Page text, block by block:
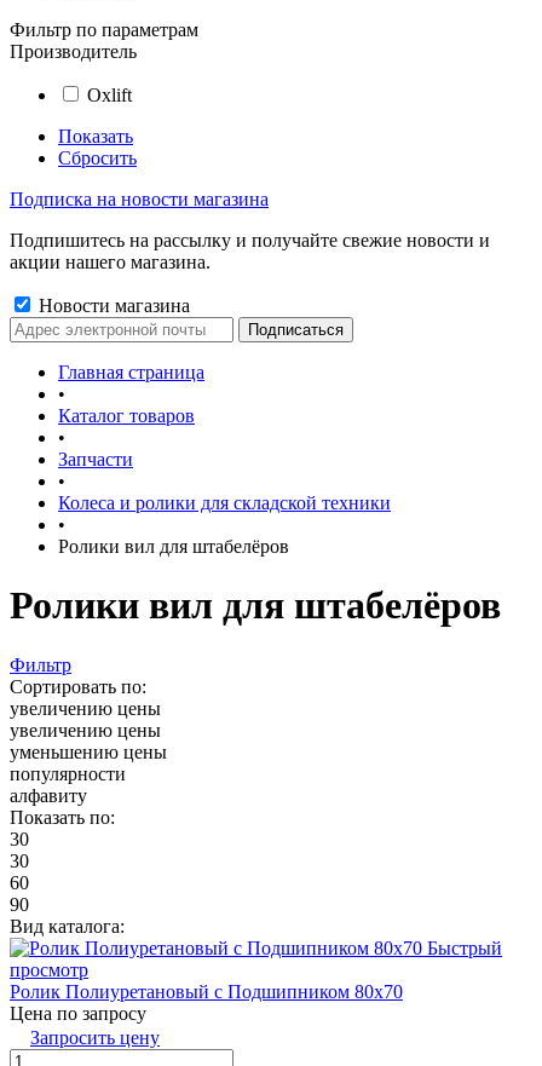
Фильтр по параметрам
Производитель
Oxlift
Показать
Сбросить
Подписка на новости магазина
Подпишитесь на рассылку и получайте свежие новости и
акции нашего магазина.
Новости магазина
Главная страница
•
Каталог товаров
•
Запчасти
•
Колеса и ролики для складской техники
•
Ролики вил для штабелёров
Ролики вил для штабелёров
Фильтр
Сортировать по:
увеличению цены
увеличению цены
уменьшению цены
популярности
алфавиту
Показать по:
30
30
60
90
Вид каталога:
Быстрый
просмотр
Ролик Полиуретановый с Подшипником 80х70
Цена по запросу
Запросить цену